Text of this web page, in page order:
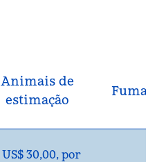
Animais de
estimação
US$ 30,00, por